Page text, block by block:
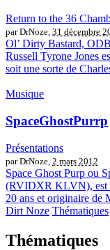
Return to the 36
par DrNoze, 31 décembre
Ol’ Dirty Bastard,
Russell Tyrone Jones
soit une sorte de
Musique
SpaceGhostPurrp
Présentations
par DrNoze, 2 mars 2012
Space Ghost Purp ou
(RVIDXR KLVN), est
20 ans et originaire de
Dirt Noze Thématiques
Thématiques